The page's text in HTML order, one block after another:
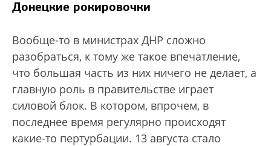
Донецкие рокировочки
Вообще-то в министрах ДНР сложно
разобраться, к тому же такое впечатление,
что большая часть из них ничего не делает, а
главную роль в правительстве играет
силовой блок. В котором, впрочем, в
последнее время регулярно происходят
какие-то пертурбации. 13 августа стало